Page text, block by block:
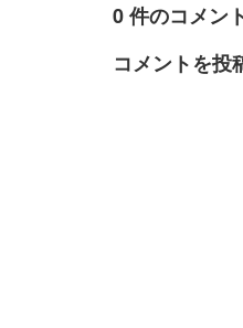
0 件のコメン
コメントを投